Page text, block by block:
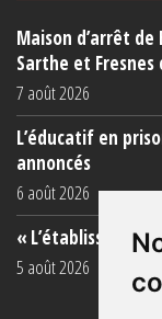
Maison d’arrêt
Sarthe et
7 août 2026
L’éducatif en
annoncés
6 août 2026
«
5 août 2026